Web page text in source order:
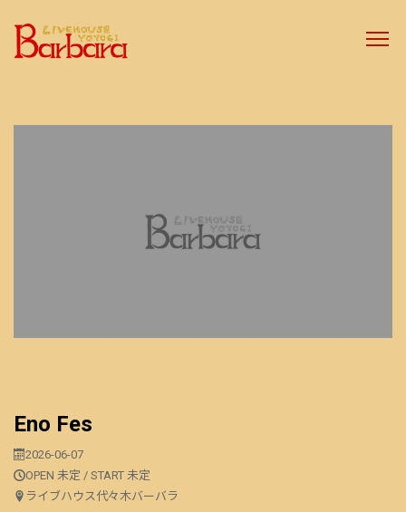
Eno Fes
2026-06-07
OPEN 未定 / START 未定
ライブハウス代々木バーバラ